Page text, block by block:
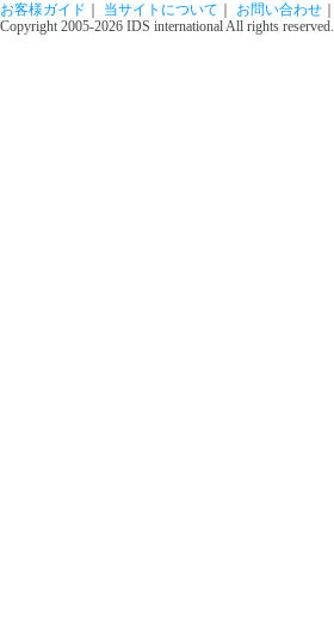
お客様ガイド 当サイトについて お問い合わせ
Copyright 2005-2026 IDS international All rights reserved.